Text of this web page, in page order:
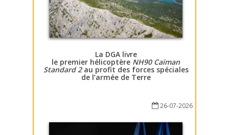
La DGA livre
le premier hélicoptère NH90 Caïman
Standard 2au profit des forces spéciales
de l’armée de Terre
26-07-2026